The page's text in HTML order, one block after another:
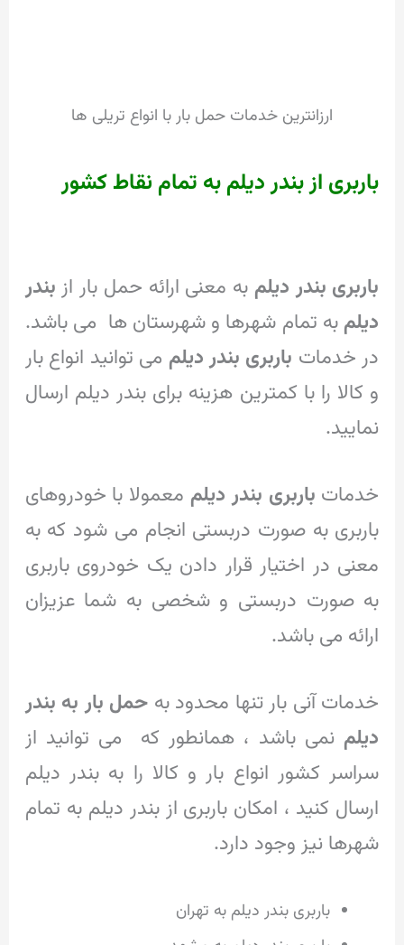
ارزانترین خدمات حمل بار با انواع تریلی ها
باربری از بندر دیلم به تمام نقاط کشور
باربری بندر دیلم به معنی ارائه حمل بار از بندر
دیلم به تمام شهرها و شهرستان ها می باشد.
در خدمات باربری بندر دیلم می توانید انواع بار
و کالا را با کمترین هزینه برای بندر دیلم ارسال
نمایید.
خدمات باربری بندر دیلم معمولا با خودروهای
باربری به صورت دربستی انجام می شود که به
معنی در اختیار قرار دادن یک خودروی باربری
به صورت دربستی و شخصی به شما عزیزان
ارائه می باشد.
خدمات آنی بار تنها محدود به حمل بار به بندر
دیلم نمی باشد ، همانطور که می توانید از
سراسر کشور انواع بار و کالا را به بندر دیلم
ارسال کنید ، امکان باربری از بندر دیلم به تمام
شهرها نیز وجود دارد.
باربری بندر دیلم به تهران